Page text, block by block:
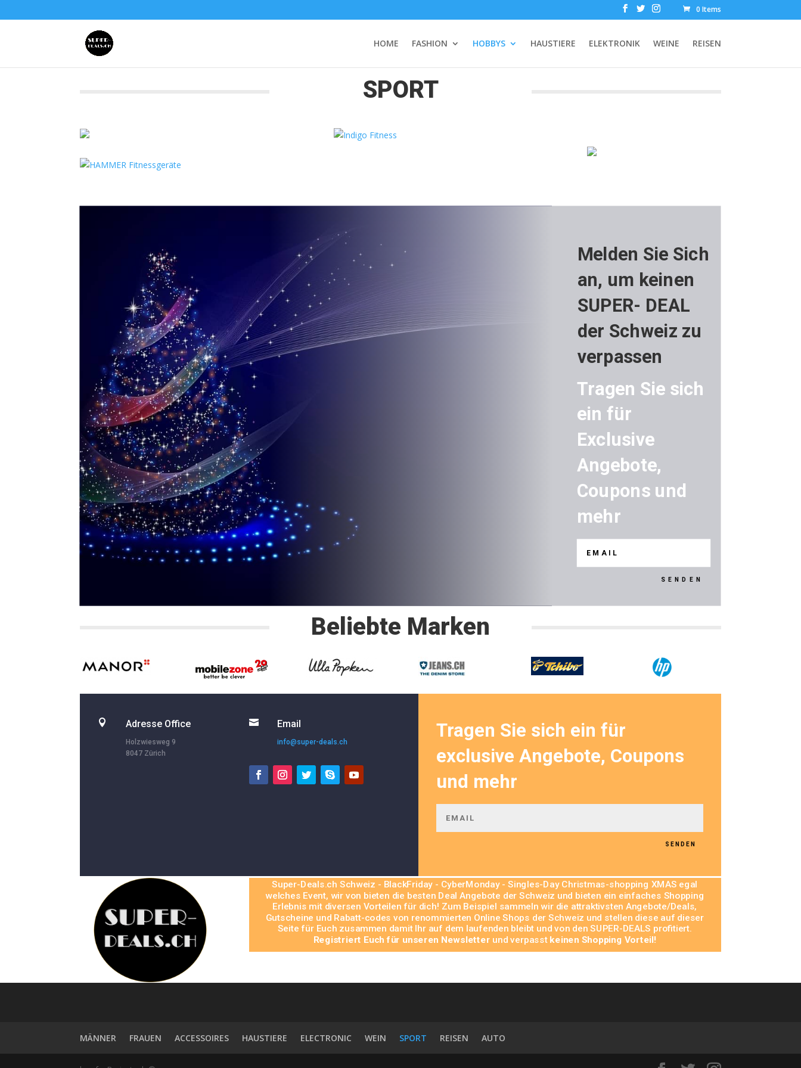
0 Items
HOME FASHION HOBBYS HAUSTIERE ELEKTRONIK WEINE REISEN
SPORT
Melden Sie Sich
an, um keinen
SUPER- DEAL
der Schweiz zu
verpassen
Tragen Sie sich
ein für
Exclusive
Angebote,
Coupons und
mehr
SENDEN
Beliebte Marken
 Adresse Office
Holzwiesweg 9
8047 Zürich
 Email
info@super-deals.ch
Tragen Sie sich ein für
exclusive Angebote, Coupons
und mehr
SENDEN
Super-Deals.ch Schweiz - BlackFriday - CyberMonday - Singles-Day Christmas-shopping XMAS egal
welches Event, wir von bieten die besten Deal Angebote der Schweiz und bieten ein einfaches Shopping
Erlebnis mit diversen Vorteilen für dich! Zum Beispiel sammeln wir die attraktivsten Angebote/Deals,
Gutscheine und Rabatt-codes von renommierten Online Shops der Schweiz und stellen diese auf dieser
Seite für Euch zusammen damit Ihr auf dem laufenden bleibt und von den SUPER-DEALS profitiert.
Registriert Euch für unseren Newsletter und verpasst keinen Shopping Vorteil!
MÄNNER FRAUEN ACCESSOIRES HAUSTIERE ELECTRONIC WEIN SPORT REISEN AUTO